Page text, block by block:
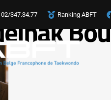
02/347.34.77 Ranking ABFT